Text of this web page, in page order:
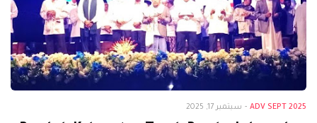
ADV SEPT 2025
- سبتمبر 17, 2025